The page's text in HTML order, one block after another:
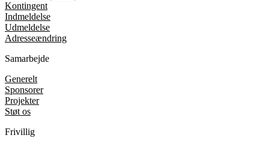
Kontingent
Indmeldelse
Udmeldelse
Adresseændring
Samarbejde
Generelt
Sponsorer
Projekter
Støt os
Frivillig